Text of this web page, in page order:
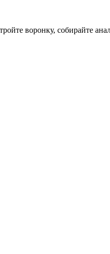
воронку, собирайте